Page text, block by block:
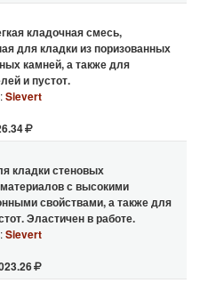
кладочная смесь,
для кладки из поризованных
камней, а также для
и пустот.
Sievert
кладки стеновых
с высокими
свойствами, а также для
Эластичен в работе.
Sievert